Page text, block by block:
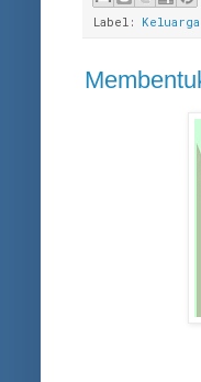
Label: Keluarga